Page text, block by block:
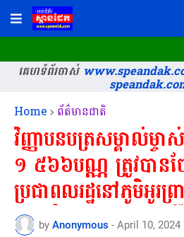
គេហទំព័រចាស់
Home ព័ត៌មានជាតិ
វិញ្ញាបនបត្រសម្គាល់ម្ច
១​ ៥៦៦បណ្ណ​ ត្រូវ​បាន​ច
ប្រជាពលរដ្ឋនៅភូមិអូរ
ស្រុកភ្នំក្រវាញ​ ខេត្តព
by Anonymous - April 10, 2024